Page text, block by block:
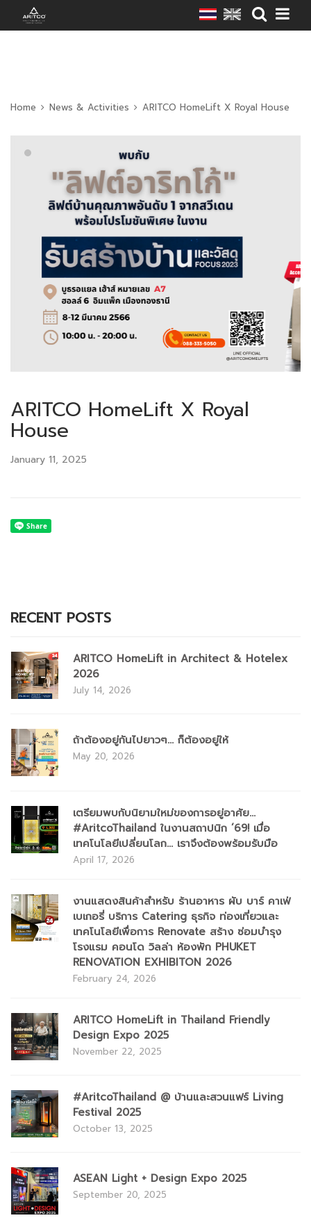
Home News & Activities ARITCO HomeLift X Royal House
ARITCO HomeLift X Royal
House
January 11, 2025
RECENT POSTS
ARITCO HomeLift in Architect & Hotelex
2026
July 14, 2026
ถ้าต้องอยู่กันไปยาวๆ... ก็ต้องอยู่ให้
May 20, 2026
เตรียมพบกับนิยามใหม่ของการอยู่อาศัย...
#AritcoThailand ในงานสถาปนิก ’69! เมื่อ
เทคโนโลยีเปลี่ยนโลก... เราจึงต้องพร้อมรับมือ
April 17, 2026
​งานแสดงสินค้าสำหรับ ร้านอาหาร ผับ บาร์ คาเฟ่
เบเกอรี่ บริการ Catering ธุรกิจ ท่องเที่ยวและ
เทคโนโลยีเพื่อการ Renovate สร้าง ซ่อมบำรุง
โรงแรม คอนโด วิลล่า ห้องพัก PHUKET
RENOVATION EXHIBITON 2026
February 24, 2026
ARITCO HomeLift in Thailand Friendly
Design Expo 2025
November 22, 2025
#AritcoThailand @ บ้านและสวนแฟร์ Living
Festival 2025
October 13, 2025
ASEAN Light + Design Expo 2025
September 20, 2025